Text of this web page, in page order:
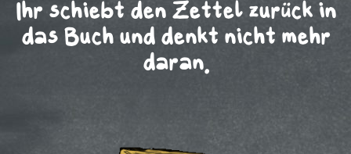
Ihr schiebt den Zettel zurück in
das Buch und denkt nicht mehr
daran.